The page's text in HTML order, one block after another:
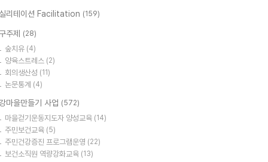
리테이션 Facilitation (159)
주제 (28)
숲치유 (4)
양육스트레스 (2)
회의생산성 (11)
논문통계 (4)
마을만들기 사업 (572)
마을걷기운동지도자 양성교육 (14)
주민보건교육 (5)
주민건강증진 프로그램운영 (22)
보건소직원 역량강화교육 (13)